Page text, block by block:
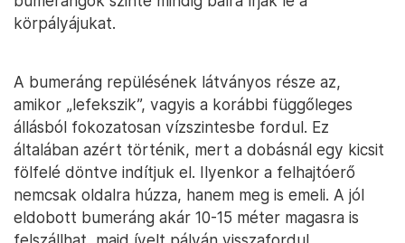
körpályájukat.
A bumeráng repülésének látványos része az,
amikor „lefekszik”, vagyis a korábbi függőleges
állásból fokozatosan vízszintesbe fordul. Ez
általában azért történik, mert a dobásnál egy kicsit
fölfelé döntve indítjuk el. Ilyenkor a felhajtóerő
nemcsak oldalra húzza, hanem meg is emeli. A jól
eldobott bumeráng akár 10-15 méter magasra is